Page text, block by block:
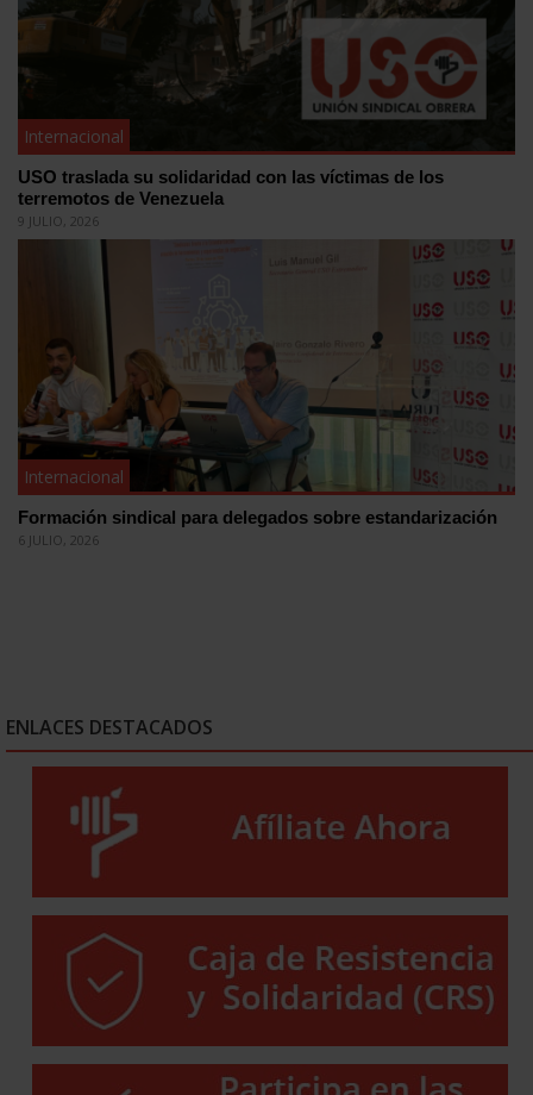
Internacional
USO traslada su solidaridad con las víctimas de los
terremotos de Venezuela
9 JULIO, 2026
Internacional
Formación sindical para delegados sobre estandarización
6 JULIO, 2026
ENLACES DESTACADOS